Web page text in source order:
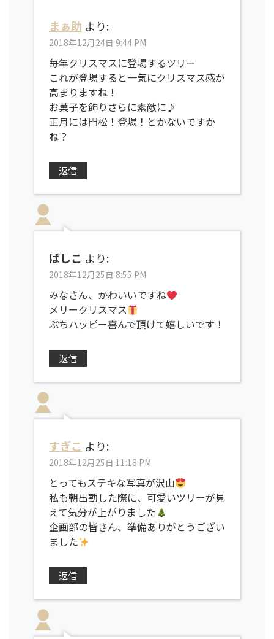
まぁ助 より:
2018年12月24日 9:44 PM
毎年クリスマスに登場するツリー
これが登場すると一気にクリスマス感が
高まりますね！
お菓子を飾りさらに素敵に♪
正月には門松！登場！とかないですか
ね？
返信
ばしこ より:
2018年12月25日 8:55 PM
みなさん、かわいいですね
メリークリスマス
ぷちハッピー喜んで頂けて嬉しいです！
返信
すぎこ より:
2018年12月25日 11:18 PM
とってもステキな写真が沢山
私も朝出勤した際に、可愛いツリーが見
えて気分が上がりました
企画部の皆さん、準備ありがとうござい
ました
返信